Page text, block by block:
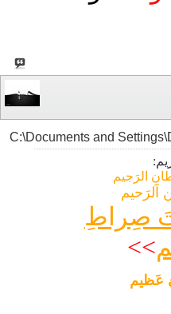
الرَجیم
اَلرَحیم
صِراطِ
>>
عَظیم